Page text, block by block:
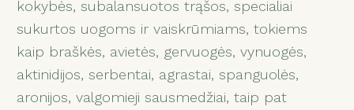
kokybės, subalansuotos trąšos, specialiai
sukurtos uogoms ir vaiskrūmiams, tokiems
kaip braškės, avietės, gervuogės, vynuogės,
aktinidijos, serbentai, agrastai, spanguolės,
aronijos, valgomieji sausmedžiai, taip pat